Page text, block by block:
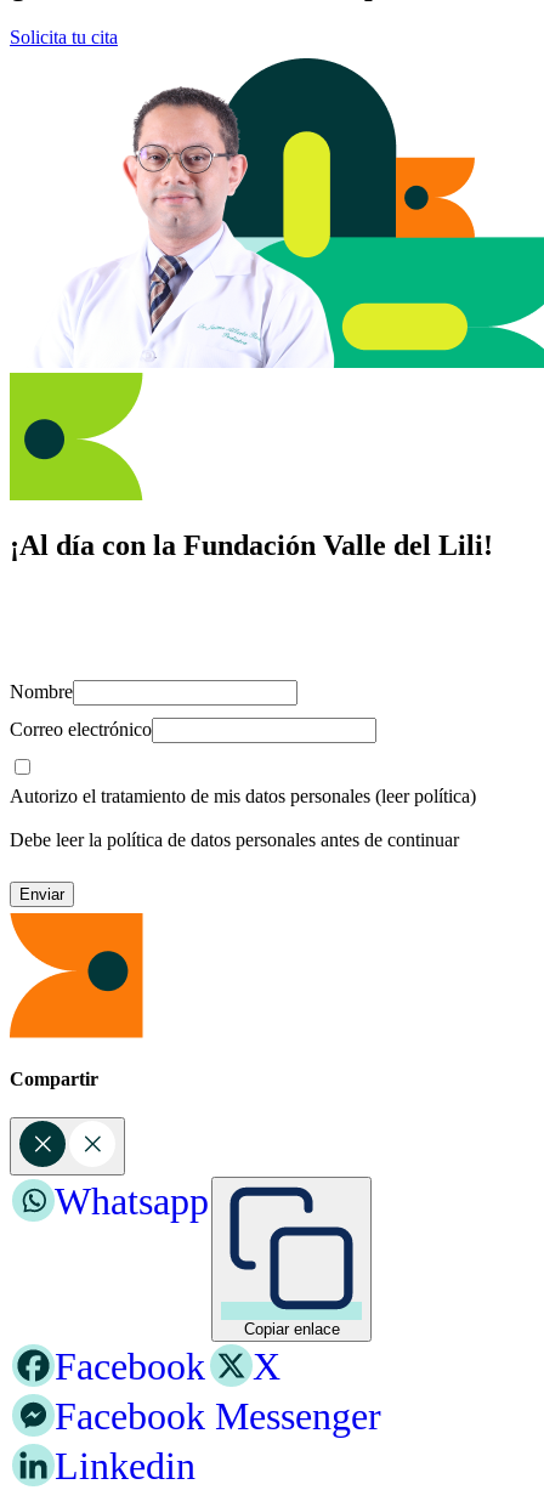
Solicita tu cita
¡Al día con la Fundación Valle del Lili!
Nombre
Correo electrónico
Autorizo el tratamiento de mis datos personales (leer política)
Debe leer la política de datos personales antes de continuar
Compartir
Copiar enlace
Whatsapp
Facebook
X
Facebook Messenger
Linkedin